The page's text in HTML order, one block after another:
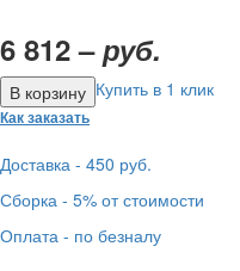
6 812 –руб.
Купить в 1 клик
Как заказать
Доставка - 450 руб.
Сборка - 5% от стоимости
Оплата - по безналу